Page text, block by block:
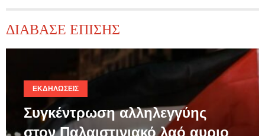
ΔΙΑΒΑΣΕ ΕΠΙΣΗΣ
ΕΚΔΗΛΏΣΕΙΣ
Συγκέντρωση αλληλεγγύης
στον Παλαιστινιακό λαό αυριο